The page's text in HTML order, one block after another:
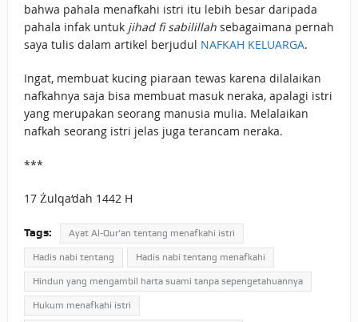
bahwa pahala menafkahi istri itu lebih besar daripada
pahala infak untuk jihad fi sabilillahsebagaimana pernah
saya tulis dalam artikel berjudul NAFKAH KELUARGA.
Ingat, membuat kucing piaraan tewas karena dilalaikan
nafkahnya saja bisa membuat masuk neraka, apalagi istri
yang merupakan seorang manusia mulia. Melalaikan
nafkah seorang istri jelas juga terancam neraka.
***
17 Żulqa‘dah 1442 H
Tags: Ayat Al-Qur’an tentang menafkahi istri
Hadis nabi tentang Hadis nabi tentang menafkahi
Hindun yang mengambil harta suami tanpa sepengetahuannya
Hukum menafkahi istri